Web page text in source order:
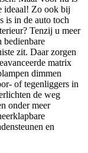
ideaal! Zo ook bij
is in de auto toch
Tenzij u meer
bedienbare
zit. Daar zorgen
matrix
dimmen
of tegenliggers in
de weg
onder meer
en